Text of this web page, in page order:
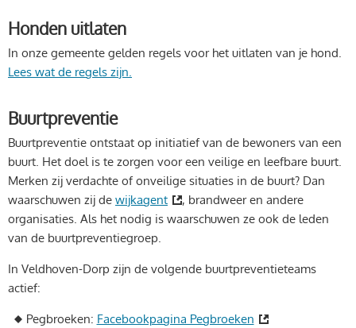
Honden uitlaten
In onze gemeente gelden regels voor het uitlaten van je hond.
Lees wat de regels zijn.
Buurtpreventie
Buurtpreventie ontstaat op initiatief van de bewoners van een
buurt. Het doel is te zorgen voor een veilige en leefbare buurt.
Merken zij verdachte of onveilige situaties in de buurt? Dan
waarschuwen zij de wijkagent
, brandweer en andere
organisaties. Als het nodig is waarschuwen ze ook de leden
van de buurtpreventiegroep.
In Veldhoven-Dorp zijn de volgende buurtpreventieteams
actief:
Pegbroeken: Facebookpagina Pegbroeken